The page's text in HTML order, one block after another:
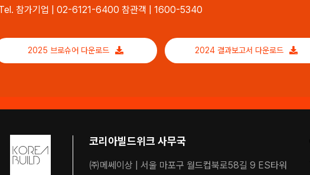
참가기업 | 02-6121-6400 참관객 | 1600-5340
2025 브로슈어 다운로드 2024 결과보고서 다운로드
코리아빌드위크 사무국
㈜메쎄이상 | 서울 마포구 월드컵북로58길 9 ES타워